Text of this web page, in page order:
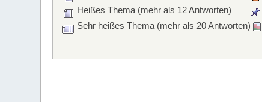
Heißes Thema (mehr als 12 Antworten)
Sehr heißes Thema (mehr als 20 Antworten)